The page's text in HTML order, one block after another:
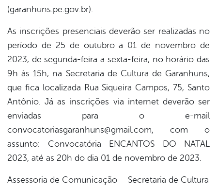
(garanhuns.pe.gov.br).
As inscrições presenciais deverão ser realizadas no
período de 25 de outubro a 01 de novembro de
2023, de segunda-feira a sexta-feira, no horário das
9h às 15h, na Secretaria de Cultura de Garanhuns,
que fica localizada Rua Siqueira Campos, 75, Santo
Antônio. Já as inscrições via internet deverão ser
enviadas para o e-mail
convocatoriasgaranhuns@gmail.com, com o
assunto: Convocatória ENCANTOS DO NATAL
2023, até as 20h do dia 01 de novembro de 2023.
Assessoria de Comunicação – Secretaria de Cultura